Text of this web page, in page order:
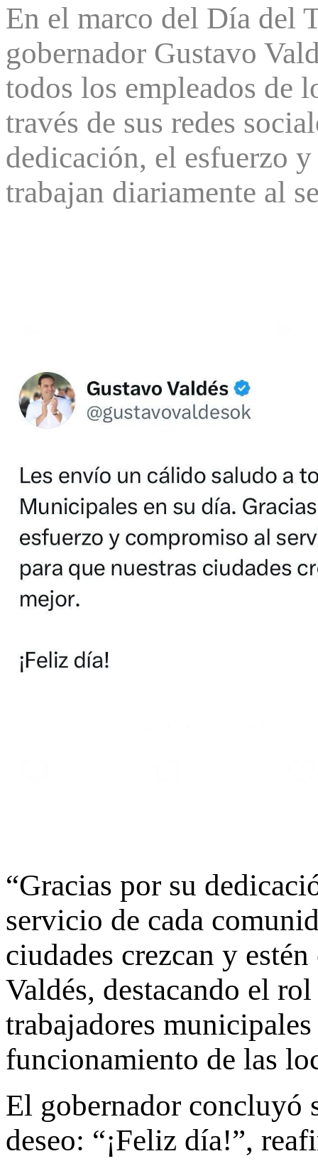
En el marco del Día del
gobernador Gustavo
todos los empleados de
través de sus redes
dedicación, el esfuerzo
trabajan diariamente al
“Gracias por su
servicio de cada
ciudades crezcan y
Valdés, destacando el
trabajadores
funcionamiento de las
El gobernador concluyó
deseo: “¡Feliz día!”,